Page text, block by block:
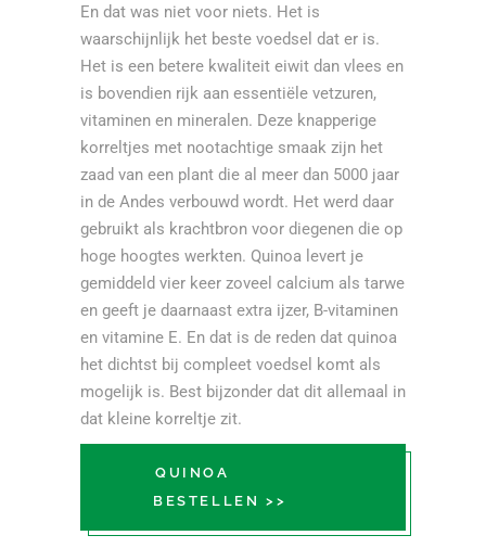
En dat was niet voor niets. Het is
waarschijnlijk het beste voedsel dat er is.
Het is een betere kwaliteit eiwit dan vlees en
is bovendien rijk aan essentiële vetzuren,
vitaminen en mineralen. Deze knapperige
korreltjes met nootachtige smaak zijn het
zaad van een plant die al meer dan 5000 jaar
in de Andes verbouwd wordt. Het werd daar
gebruikt als krachtbron voor diegenen die op
hoge hoogtes werkten. Quinoa levert je
gemiddeld vier keer zoveel calcium als tarwe
en geeft je daarnaast extra ijzer, B-vitaminen
en vitamine E. En dat is de reden dat quinoa
het dichtst bij compleet voedsel komt als
mogelijk is. Best bijzonder dat dit allemaal in
dat kleine korreltje zit.
QUINOA
BESTELLEN >>